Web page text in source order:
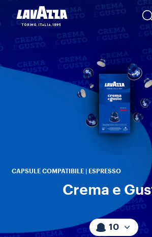
CAPSULE COMPATIBILE | ESPRESSO
Crema e
10